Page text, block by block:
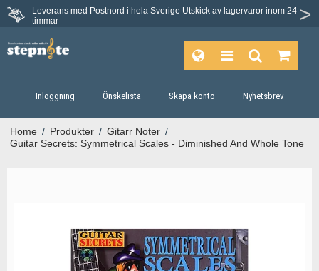
Leverans med Postnord i hela Sverige Utskick av lagervaror inom 24
timmar
Du har 30 dagars ångerrätt.
Inloggning Önskelista Skapa konto Nyhetsbrev
Home / Produkter / Gitarr Noter /
Guitar Secrets: Symmetrical Scales - Diminished And Whole Tone